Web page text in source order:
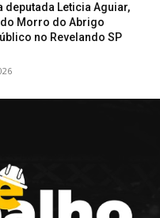
deputada Leticia Aguiar,
Morro do Abrigo
no Revelando SP